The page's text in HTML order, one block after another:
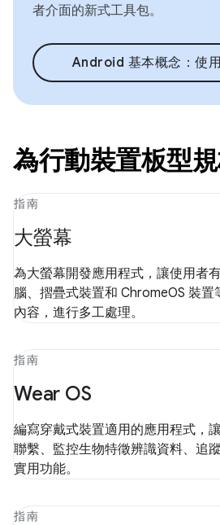
者介面的新式工具包。
Android 基本概念：使
為行動裝置板型
指南
大螢幕
為大螢幕開發應用程式，讓使用者
腦、摺疊式裝置和 ChromeOS 裝
內容，進行多工處理。
指南
Wear OS
編寫穿戴式裝置適用的應用程式，
聯繫、監控生物特徵辨識資料、追
實用功能。
指南